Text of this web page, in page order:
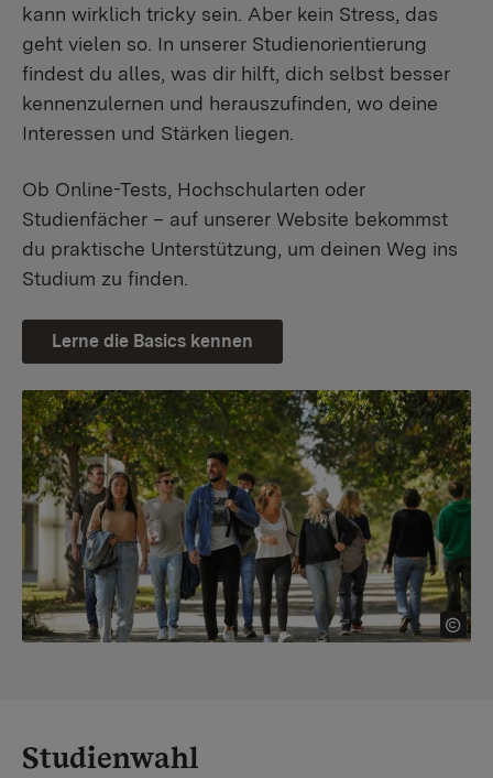
kann wirklich tricky sein. Aber kein Stress, das
geht vielen so. In unserer Studienorientierung
findest du alles, was dir hilft, dich selbst besser
kennenzulernen und herauszufinden, wo deine
Interessen und Stärken liegen.
Ob Online-Tests, Hochschularten oder
Studienfächer – auf unserer Website bekommst
du praktische Unterstützung, um deinen Weg ins
Studium zu finden.
Lerne die Basics kennen
Studienwahl